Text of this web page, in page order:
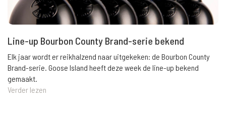
Line-up Bourbon County Brand-serie bekend
Elk jaar wordt er reikhalzend naar uitgekeken: de Bourbon County
Brand-serie. Goose Island heeft deze week de line-up bekend
gemaakt.
Verder lezen